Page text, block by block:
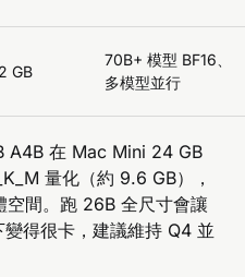
GB
70B+ 模型 BF16、
多模型並行
A4B 在 Mac Mini 24 GB
量化（約 9.6 GB），
空間。跑 26B 全尺寸會讓
得很卡，建議維持 Q4 並